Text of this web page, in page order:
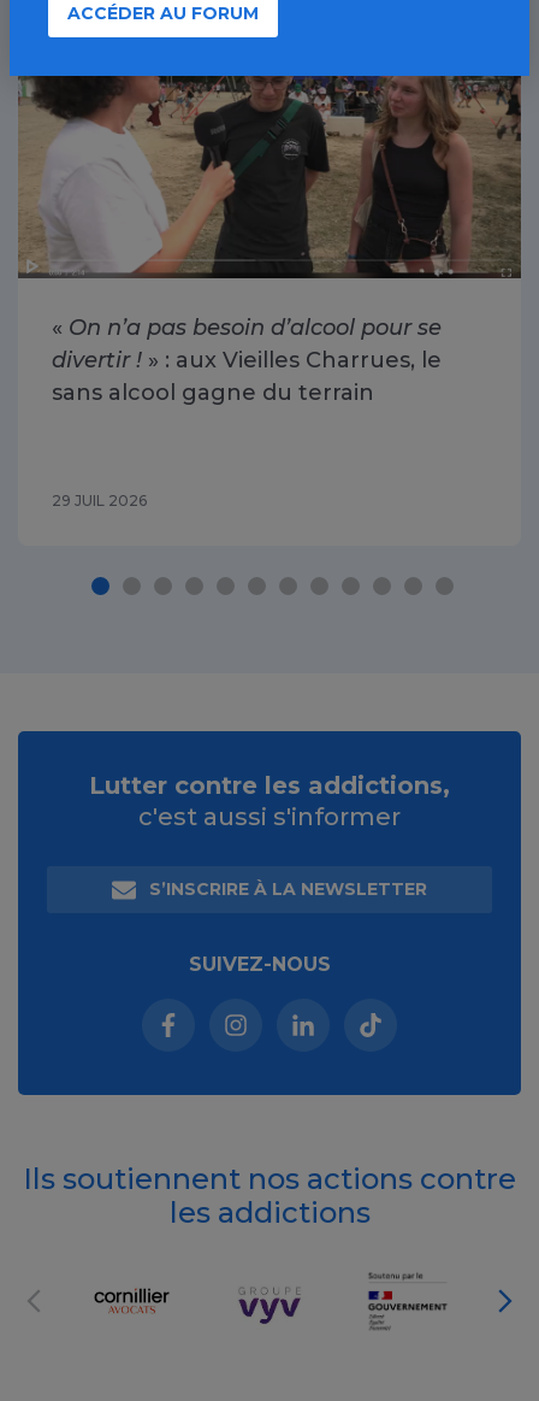
« On n’a pas besoin d’alcool pour se
divertir ! » : aux Vieilles Charrues, le
sans alcool gagne du terrain
29 JUIL 2026
ACCÉDER AU FORUM
Lutter contre les addictions,
c'est aussi s'informer
S’INSCRIRE À LA NEWSLETTER
SUIVEZ-NOUS
Facebook (nouvelle fenêtre)
Instagram (nouvelle fenêtre)
Linkedin (nouvelle
Tiktok (nouvelle
Ils soutiennent nos actions contre
les addictions